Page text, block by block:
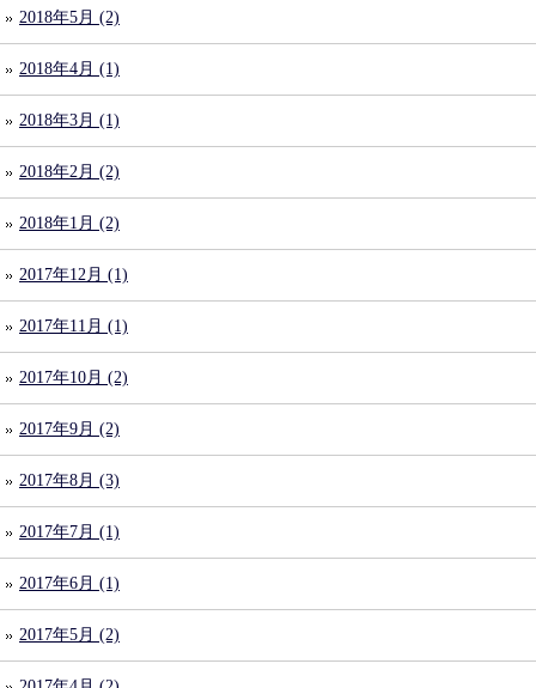
2018年5月 (2)
2018年4月 (1)
2018年3月 (1)
2018年2月 (2)
2018年1月 (2)
2017年12月 (1)
2017年11月 (1)
2017年10月 (2)
2017年9月 (2)
2017年8月 (3)
2017年7月 (1)
2017年6月 (1)
2017年5月 (2)